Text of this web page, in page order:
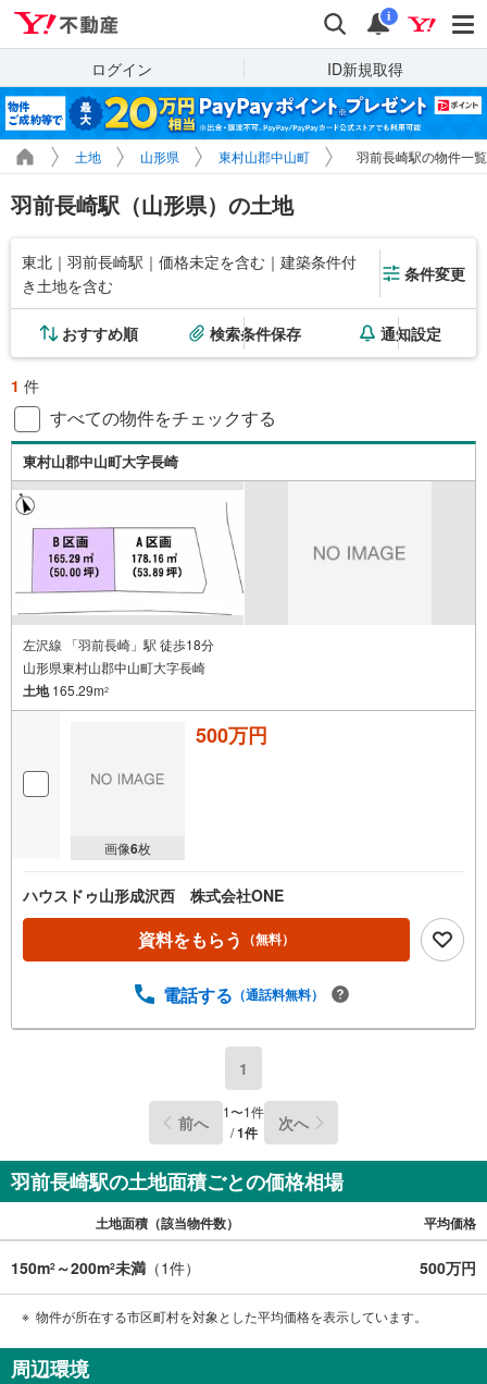
検索 通知
i
ログイン ID新規取得
土地 山形県 東村山郡中山町 羽前長崎駅の物件一覧
羽前長崎駅（山形県）の土地
東北｜羽前長崎駅｜価格未定を含む｜建築条件付
き土地を含む
条件変更
おすすめ順 検索条件保存 通知設定
1 件
すべての物件をチェックする
東村山郡中山町大字長崎
左沢線 「羽前長崎」駅 徒歩18分
山形県東村山郡中山町大字長崎
土地165.29m2
画像6枚
500万円
ハウスドゥ山形成沢西 株式会社ONE
資料をもらう （無料）
電話する （通話料無料）
1
前へ 1〜1件
/1件 次へ
羽前長崎駅の土地面積ごとの価格相場
土地面積（該当物件数） 平均価格
150m2 ～200m2未満 （1件） 500万円
物件が所在する市区町村を対象とした平均価格を表示しています。
周辺環境